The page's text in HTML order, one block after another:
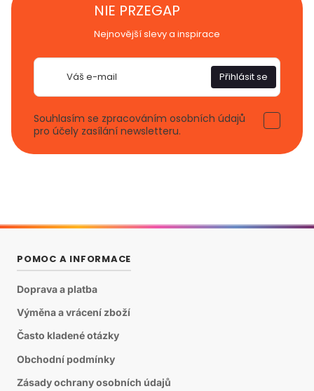
NIE PRZEGAP
Nejnovější slevy a inspirace
Přihlásit se
Souhlasím se zpracováním osobních údajů
pro účely zasílání newsletteru.
POMOC A INFORMACE
Doprava a platba
Výměna a vrácení zboží
Často kladené otázky
Obchodní podmínky
Zásady ochrany osobních údajů